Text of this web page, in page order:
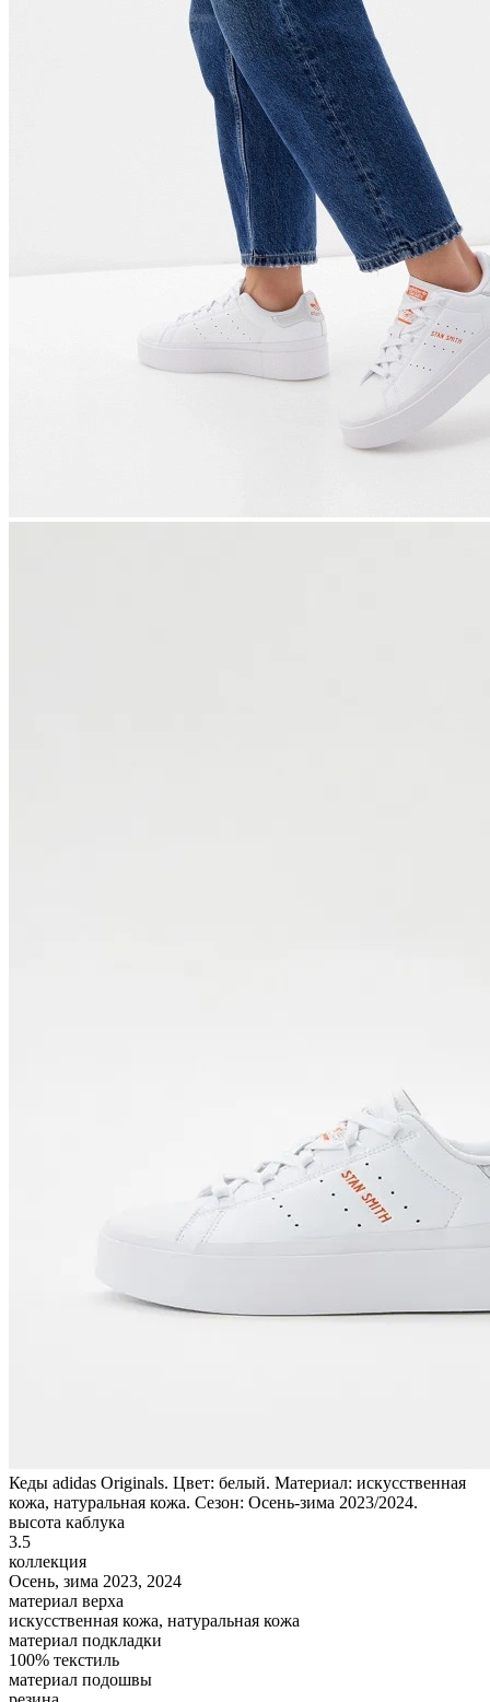
Кеды adidas Originals. Цвет: белый. Материал: искусственная
кожа, натуральная кожа. Сезон: Осень-зима 2023/2024.
высота каблука
3.5
коллекция
Осень, зима 2023, 2024
материал верха
искусственная кожа, натуральная кожа
материал подкладки
100% текстиль
материал подошвы